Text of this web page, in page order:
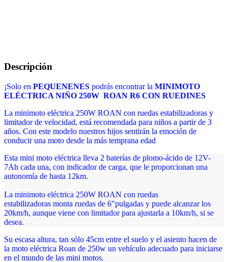
Descripción
¡Solo en PEQUENENES podrás encontrar la MINIMOTO
ELÉCTRICA NIÑO 250W ROAN R6 CON RUEDINES
La minimoto eléctrica 250W ROAN con ruedas estabilizadoras y
limitador de velocidad, está recomendada para niños a partir de 3
años. Con este modelo nuestros hijos sentirán la emoción de
conducir una moto desde la más temprana edad
Esta mini moto eléctrica lleva 2 baterías de plomo-ácido de 12V-
7Ah cada una, con indicador de carga, que le proporcionan una
autonomía de hasta 12km.
La minimoto eléctrica 250W ROAN con ruedas
estabilizadoras monta ruedas de 6"pulgadas y puede alcanzar los
20km/h, aunque viene con limitador para ajustarla a 10km/h, si se
desea.
Su escasa altura, tan sólo 45cm entre el suelo y el asiento hacen de
la moto eléctrica Roan de 250w un vehículo adecuado para iniciarse
en el mundo de las mini motos.